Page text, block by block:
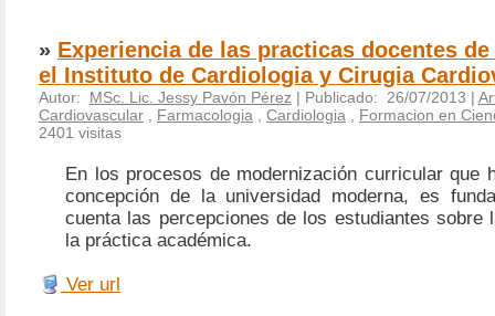
» Experiencia de las practicas docentes de
el Instituto de Cardiologia y Cirugia
Autor: MSc. Lic. Jessy Pavón Pérez | Publicado: 26/07/2013 |
Cardiovascular
Farmacologia Cardiologia
Formacion en
2401 visitas
En los procesos de modernización curricular que
concepción de la universidad moderna, es
cuenta las percepciones de los estudiantes sobre
la práctica académica.
Ver url